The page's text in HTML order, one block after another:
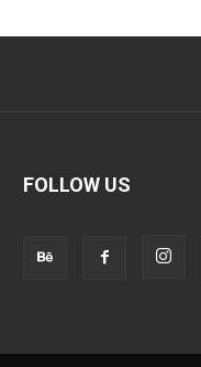
FOLLOW US